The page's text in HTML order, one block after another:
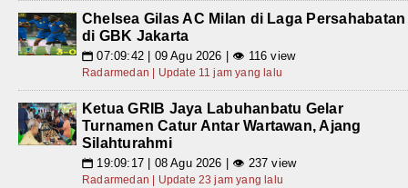
Chelsea Gilas AC Milan di Laga Persahabatan
di GBK Jakarta
📅 07:09:42 | 09 Agu 2026 | 👁 116 view
Radarmedan | Update 11 jam yang lalu
Ketua GRIB Jaya Labuhanbatu Gelar
Turnamen Catur Antar Wartawan, Ajang
Silahturahmi
📅 19:09:17 | 08 Agu 2026 | 👁 237 view
Radarmedan | Update 23 jam yang lalu